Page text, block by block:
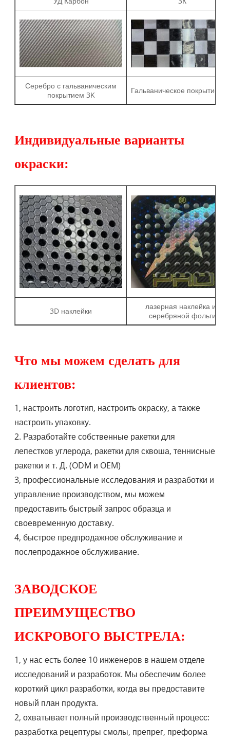
Серебро с гальваническим
покрытием 3K
Гальваническое покрытие
Индивидуальные варианты
окраски:
3D наклейки
лазерная наклейка из
серебряной фольги
Что мы можем сделать для
клиентов:
1, настроить логотип, настроить окраску, а также
настроить упаковку.
2. Разработайте собственные ракетки для
лепестков углерода, ракетки для сквоша, теннисные
ракетки и т. Д. (ODM и OEM)
3, профессиональные исследования и разработки и
управление производством, мы можем
предоставить быстрый запрос образца и
своевременную доставку.
4, быстрое предпродажное обслуживание и
послепродажное обслуживание.
ЗАВОДСКОЕ
ПРЕИМУЩЕСТВО
ИСКРОВОГО ВЫСТРЕЛА:
1, у нас есть более 10 инженеров в нашем отделе
исследований и разработок. Мы обеспечим более
короткий цикл разработки, когда вы предоставите
новый план продукта.
2, охватывает полный производственный процесс:
разработка рецептуры смолы, препрег, преформа